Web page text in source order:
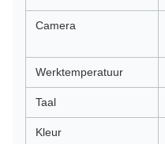
Camera
Werktemperatuur
Taal
Kleur